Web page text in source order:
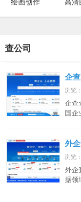
绘画创作 高清
查公司
企
浏览
企查
国
外
浏览
外企
据领